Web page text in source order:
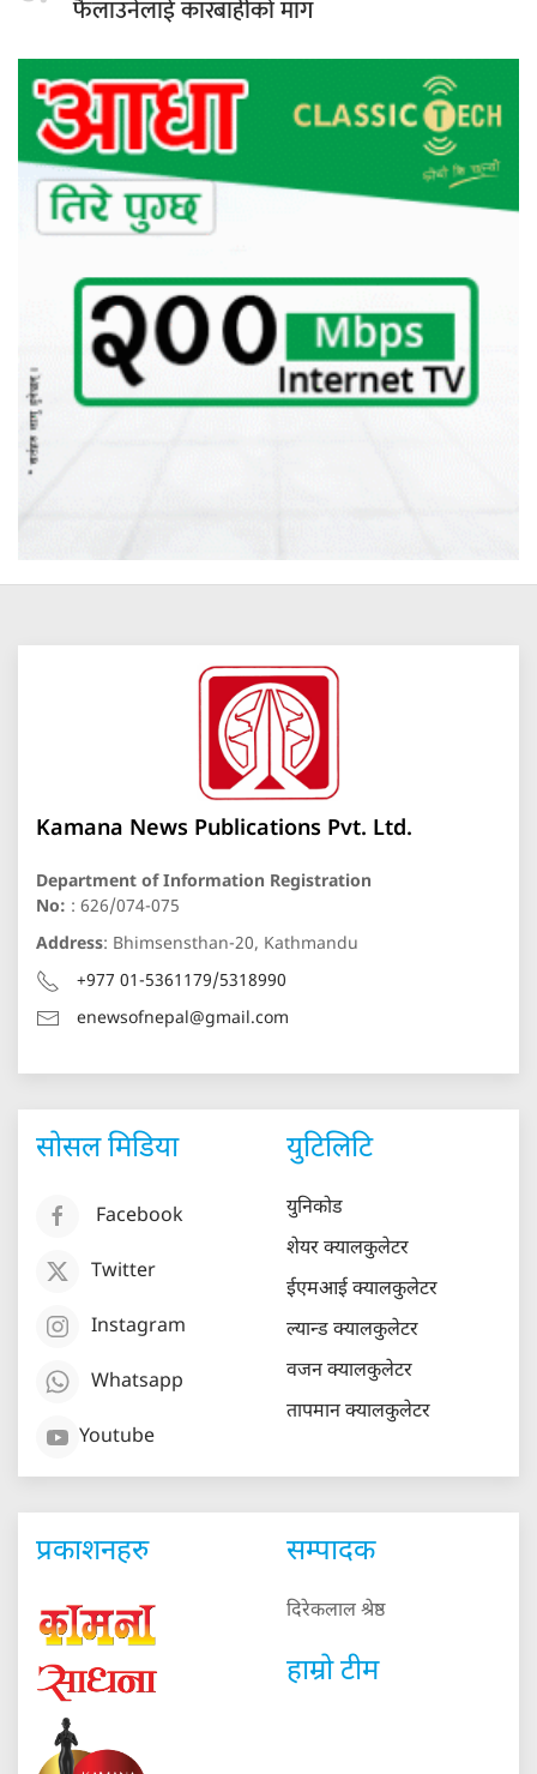
फैलाउनेलाई कारबाहीको माग
Kamana News Publications Pvt. Ltd.
Department of Information Registration
No: : 626/074-075
Address: Bhimsensthan-20, Kathmandu
+977 01-5361179/5318990
enewsofnepal@gmail.com
सोसल मिडिया
Facebook
Twitter
Instagram
Whatsapp
Youtube
युटिलिटि
युनिकोड
शेयर क्यालकुलेटर
ईएमआई क्यालकुलेटर
ल्यान्ड क्यालकुलेटर
वजन क्यालकुलेटर
तापमान क्यालकुलेटर
प्रकाशनहरु सम्पादक
दिरेकलाल श्रेष्ठ
हाम्रो टीम